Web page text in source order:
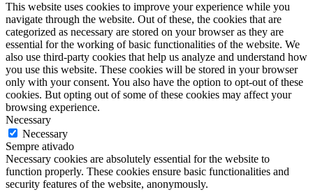
This website uses cookies to improve your experience while you
navigate through the website. Out of these, the cookies that are
categorized as necessary are stored on your browser as they are
essential for the working of basic functionalities of the website. We
also use third-party cookies that help us analyze and understand how
you use this website. These cookies will be stored in your browser
only with your consent. You also have the option to opt-out of these
cookies. But opting out of some of these cookies may affect your
browsing experience.
Necessary
Necessary
Sempre ativado
Necessary cookies are absolutely essential for the website to
function properly. These cookies ensure basic functionalities and
security features of the website, anonymously.